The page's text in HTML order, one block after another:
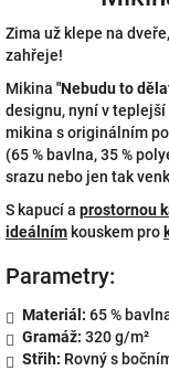
Zima už klepe na
zahřeje!
Mikina "Nebudu to
designu, nyní v
mikina s originálním
(65 % bavlna, 35 %
srazu nebo jen tak
S kapucí a prostornou
ideálním kouskem pro
Parametry:
Materiál: 65 %
Gramáž: 320 g/m²
Střih: Rovný s